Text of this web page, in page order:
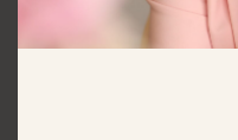
stralend uit kunt